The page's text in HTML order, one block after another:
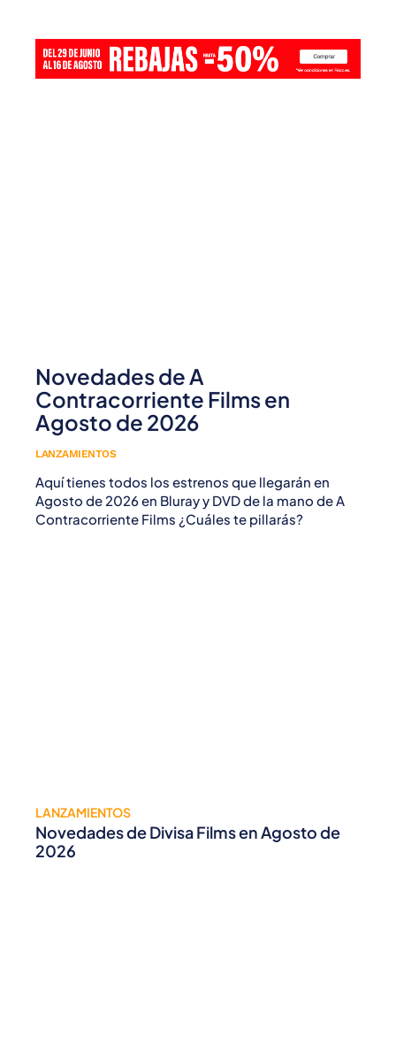
Novedades de A
Contracorriente Films en
Agosto de 2026
LANZAMIENTOS
Aquí tienes todos los estrenos que llegarán en
Agosto de 2026 en Bluray y DVD de la mano de A
Contracorriente Films ¿Cuáles te pillarás?
LANZAMIENTOS
Novedades de Divisa Films en Agosto de
2026